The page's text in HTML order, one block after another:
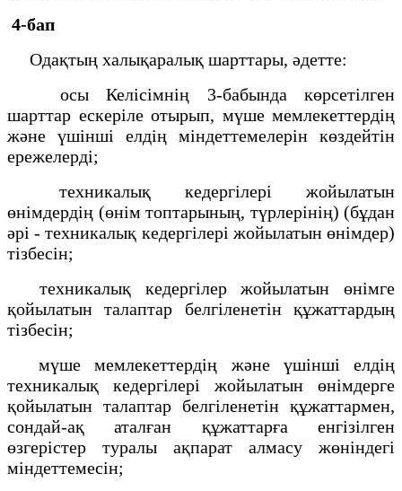
4-бап
Одақтың халықаралық шарттары, әдетте:
осы Келісімнің 3-бабында көрсетілген
шарттар ескеріле отырып, мүше мемлекеттердің
және үшінші елдің міндеттемелерін көздейтін
ережелерді;
техникалық кедергілері жойылатын
өнімдердің (өнім топтарының, түрлерінің) (бұдан
әрі - техникалық кедергілері жойылатын өнімдер)
тізбесін;
техникалық кедергілер жойылатын өнімге
қойылатын талаптар белгіленетін құжаттардың
тізбесін;
мүше мемлекеттердің және үшінші елдің
техникалық кедергілері жойылатын өнімдерге
қойылатын талаптар белгіленетін құжаттармен,
сондай-ақ аталған құжаттарға енгізілген
өзгерістер туралы ақпарат алмасу жөніндегі
міндеттемесін;